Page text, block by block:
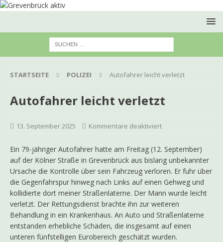
STARTSEITE POLIZEI Autofahrer leicht verletzt
Autofahrer leicht verletzt
13. September 2025 Kommentare deaktiviert
Ein 79-jähriger Autofahrer hatte am Freitag (12. September)
auf der Kölner Straße in Grevenbrück aus bislang unbekannter
Ursache die Kontrolle über sein Fahrzeug verloren. Er fuhr über
die Gegenfahrspur hinweg nach Links auf einen Gehweg und
kollidierte dort meiner Straßenlaterne. Der Mann wurde leicht
verletzt. Der Rettungsdienst brachte ihn zur weiteren
Behandlung in ein Krankenhaus. An Auto und Straßenlaterne
entstanden erhebliche Schäden, die insgesamt auf einen
unteren fünfstelligen Eurobereich geschätzt wurden.